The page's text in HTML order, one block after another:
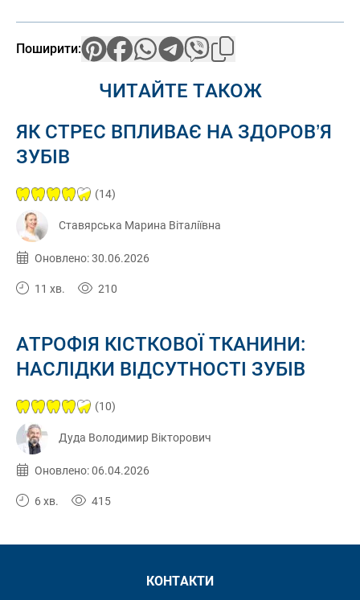
Поширити:
ЧИТАЙТЕ ТАКОЖ
ЯК СТРЕС ВПЛИВАЄ НА ЗДОРОВ’Я
ЗУБІВ
Ставярська Марина Віталіївна
(14)
Опубліковано:
30.06.2026
Оновлено: 30.06.2026
11 хв. 210
АТРОФІЯ КІСТКОВОЇ ТКАНИНИ:
НАСЛІДКИ ВІДСУТНОСТІ ЗУБІВ
Дуда Володимир Вікторович
(10)
Опубліковано:
06.04.2026
Оновлено: 06.04.2026
6 хв. 415
КОНТАКТИ